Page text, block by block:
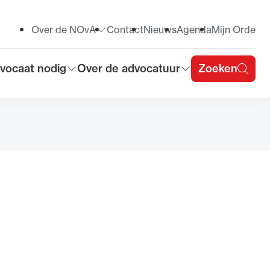
submenu voor
nodig
Toon submenu voor
Over de advocatuur Zoeken
Toon submenu voor
Over de NOvA ContactNieuwsAgendaMijn Orde